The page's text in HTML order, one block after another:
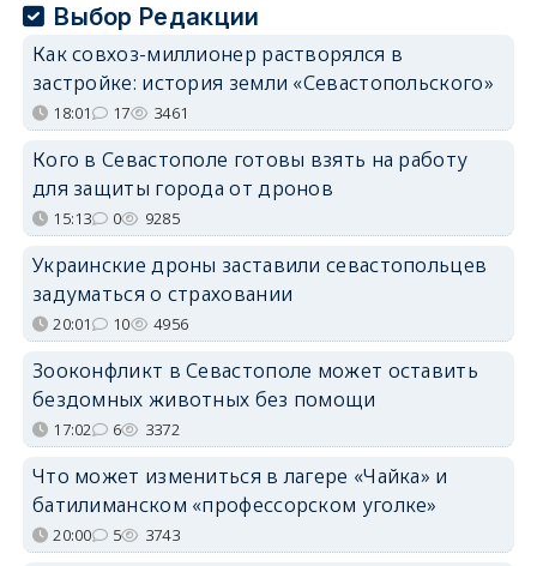
Выбор Редакции
Как совхоз-миллионер растворялся в
застройке: история земли «Севастопольского»
18:01 17 3461
Кого в Севастополе готовы взять на работу
для защиты города от дронов
15:13 0 9285
Украинские дроны заставили севастопольцев
задуматься о страховании
20:01 10 4956
Зооконфликт в Севастополе может оставить
бездомных животных без помощи
17:02 6 3372
Что может измениться в лагере «Чайка» и
батилиманском «профессорском уголке»
20:00 5 3743